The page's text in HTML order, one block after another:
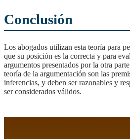
Conclusión
Los abogados utilizan esta teoría para persuadir al juez o jurado de
que su posición es la correcta y para
argumentos presentados por la otra
teoría de la argumentación son las
inferencias, y deben ser razonables y
ser considerados válidos.